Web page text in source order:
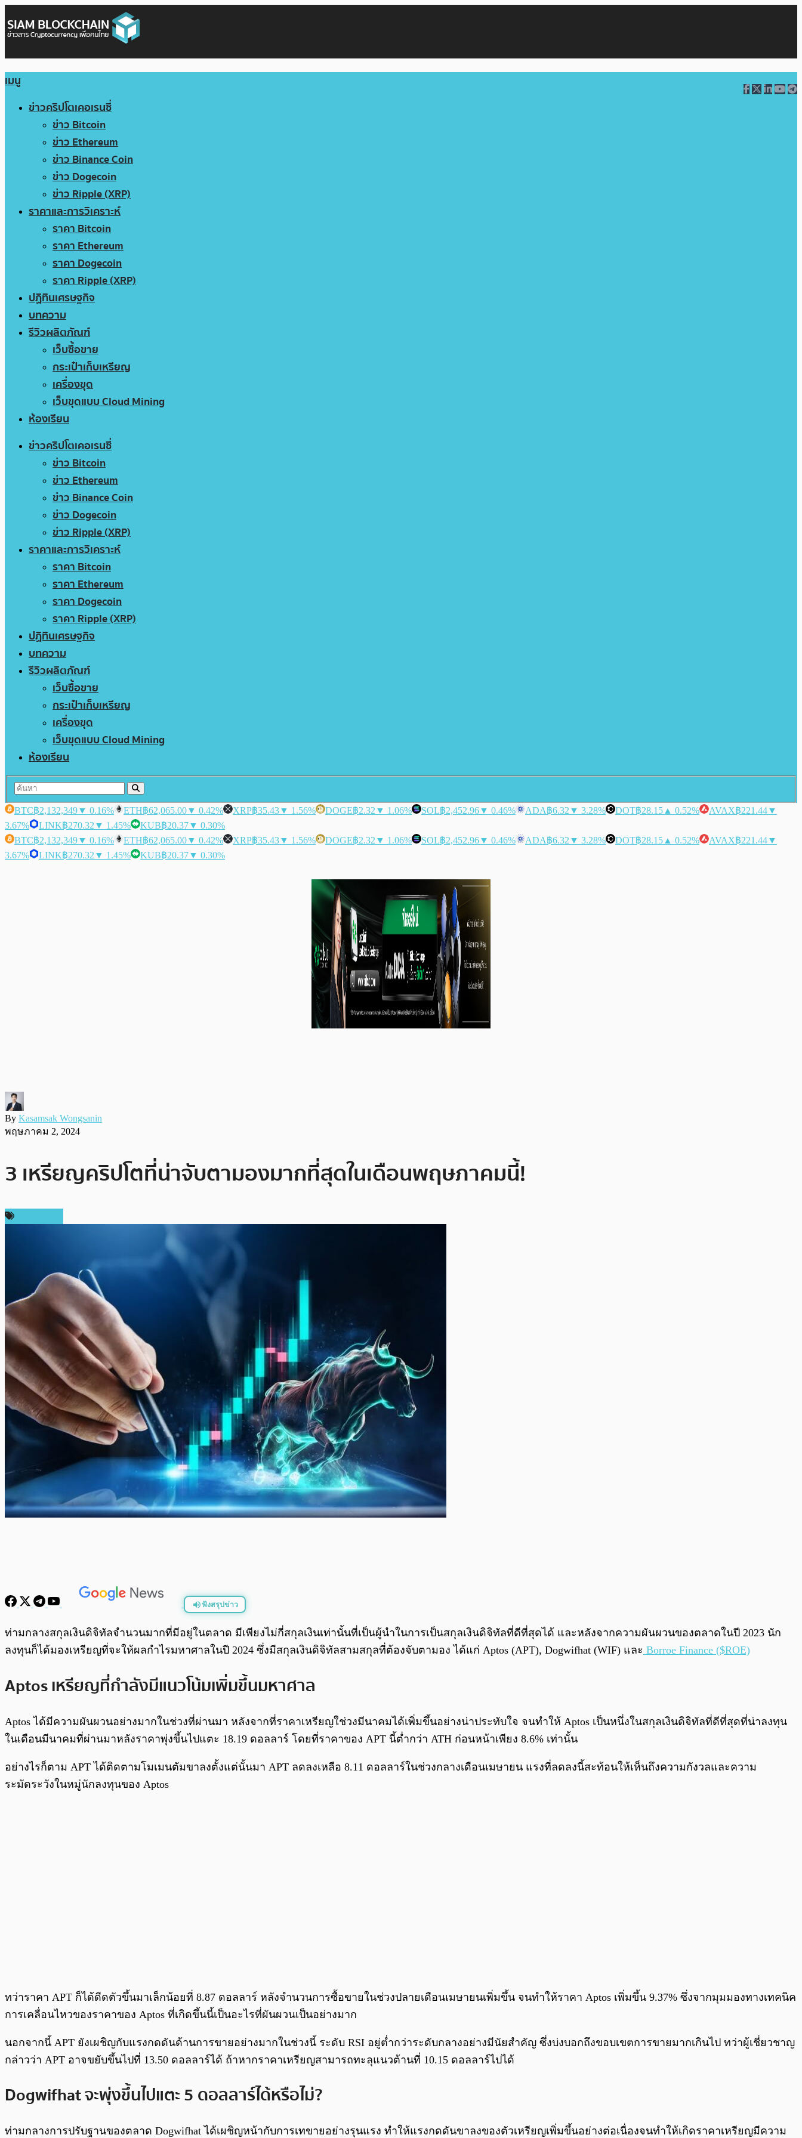
เมนู
ข่าวคริปโตเคอเรนซี่
ข่าว Bitcoin
ข่าว Ethereum
ข่าว Binance Coin
ข่าว Dogecoin
ข่าว Ripple (XRP)
ราคาและการวิเคราะห์
ราคา Bitcoin
ราคา Ethereum
ราคา Dogecoin
ราคา Ripple (XRP)
ปฏิทินเศรษฐกิจ
บทความ
รีวิวผลิตภัณฑ์
เว็บซื้อขาย
กระเป๋าเก็บเหรียญ
เครื่องขุด
เว็บขุดแบบ Cloud Mining
ห้องเรียน
ข่าวคริปโตเคอเรนซี่
ข่าว Bitcoin
ข่าว Ethereum
ข่าว Binance Coin
ข่าว Dogecoin
ข่าว Ripple (XRP)
ราคาและการวิเคราะห์
ราคา Bitcoin
ราคา Ethereum
ราคา Dogecoin
ราคา Ripple (XRP)
ปฏิทินเศรษฐกิจ
บทความ
รีวิวผลิตภัณฑ์
เว็บซื้อขาย
กระเป๋าเก็บเหรียญ
เครื่องขุด
เว็บขุดแบบ Cloud Mining
ห้องเรียน
BTC฿2,132,349▼ 0.16% ETH฿62,065.00▼ 0.42% XRP฿35.43▼ 1.56% DOGE฿2.32 ▼ 1.06% SOL฿2,452.96▼ 0.46% ADA฿6.32 ▼ 3.28% DOT฿28.15 ▲ 0.52% AVAX฿221.44▼
3.67%
LINK฿270.32 ▼ 1.45% KUB฿20.37▼ 0.30%
BTC฿2,132,349▼ 0.16% ETH฿62,065.00▼ 0.42% XRP฿35.43▼ 1.56% DOGE฿2.32 ▼ 1.06% SOL฿2,452.96▼ 0.46% ADA฿6.32 ▼ 3.28% DOT฿28.15 ▲ 0.52% AVAX฿221.44▼
3.67%
LINK฿270.32 ▼ 1.45% KUB฿20.37▼ 0.30%
By Kasamsak Wongsanin
พฤษภาคม 2, 2024
3 เหรียญคริปโตที่น่าจับตามองมากที่สุดในเดือนพฤษภาคมนี้!
ฟังสรุปข่าว
พร้อมเล่น 0:00 / 0:00
ท่ามกลางสกุลเงินดิจิทัลจำนวนมากที่มีอยู่ในตลาด มีเพียงไม่กี่สกุลเงินเท่านั้นที่เป็นผู้นำในการเป็นสกุลเงินดิจิทัลที่ดีที่สุดได้ และหลังจากความผันผวนของตลาดในปี 2023 นัก
ลงทุนก็ได้มองเหรียญที่จะให้ผลกำไรมหาศาลในปี 2024 ซึ่งมีสกุลเงินดิจิทัลสามสกุลที่ต้องจับตามอง ได้แก่ Aptos (APT), Dogwifhat (WIF) และ Borroe Finance ($ROE)
Aptos เหรียญที่กำลังมีแนวโน้มเพิ่มขึ้นมหาศาล
Aptos ได้มีความผันผวนอย่างมากในช่วงที่ผ่านมา หลังจากที่ราคาเหรียญใช่วงมีนาคมได้เพิ่มขึ้นอย่างน่าประทับใจ จนทำให้ Aptos เป็นหนึ่งในสกุลเงินดิจิทัลที่ดีที่สุดที่น่าลงทุน
ในเดือนมีนาคมที่ผ่านมาหลังราคาพุ่งขึ้นไปแตะ 18.19 ดอลลาร์ โดยที่ราคาของ APT นี้ต่ำกว่า ATH ก่อนหน้าเพียง 8.6% เท่านั้น
อย่างไรก็ตาม APT ได้ติดตามโมเมนตัมขาลงตั้งแต่นั้นมา APT ลดลงเหลือ 8.11 ดอลลาร์ในช่วงกลางเดือนเมษายน แรงที่ลดลงนี้สะท้อนให้เห็นถึงความกังวลและความ
ระมัดระวังในหมู่นักลงทุนของ Aptos
ทว่าราคา APT ก็ได้ดีดตัวขึ้นมาเล็กน้อยที่ 8.87 ดอลลาร์ หลังจำนวนการซื้อขายในช่วงปลายเดือนเมษายนเพิ่มขึ้น จนทำให้ราคา Aptos เพิ่มขึ้น 9.37% ซึ่งจากมุมมองทางเทคนิค
การเคลื่อนไหวของราคาของ Aptos ที่เกิดขึ้นนี้เป็นอะไรที่ผันผวนเป็นอย่างมาก
นอกจากนี้ APT ยังเผชิญกับแรงกดดันด้านการขายอย่างมากในช่วงนี้ ระดับ RSI อยู่ต่ำกว่าระดับกลางอย่างมีนัยสำคัญ ซึ่งบ่งบอกถึงขอบเขตการขายมากเกินไป ทว่าผู้เชี่ยวชาญ
กล่าวว่า APT อาจขยับขึ้นไปที่ 13.50 ดอลลาร์ได้ ถ้าหากราคาเหรียญสามารถทะลุแนวต้านที่ 10.15 ดอลลาร์ไปได้
Dogwifhat จะพุ่งขึ้นไปแตะ 5 ดอลลาร์ได้หรือไม่?
ท่ามกลางการปรับฐานของตลาด Dogwifhat ได้เผชิญหน้ากับการเทขายอย่างรุนแรง ทำให้แรงกดดันขาลงของตัวเหรียญเพิ่มขึ้นอย่างต่อเนื่องจนทำให้เกิดราคาเหรียญมีความ